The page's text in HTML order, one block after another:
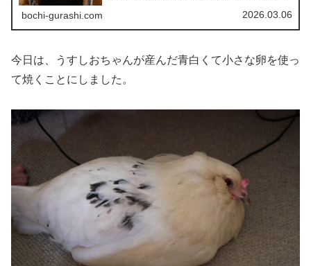
bochi-gurashi.com 2026.03.06
今日は、うすしおちゃんが産んだ青白くて小さな卵を使っ
て焼くことにしました。